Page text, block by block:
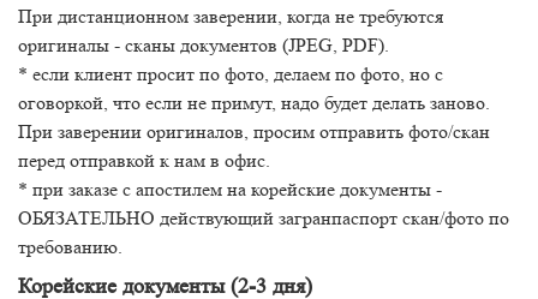
При дистанционном заверении, когда не требуются
оригиналы - сканы документов (JPEG, PDF).
* если клиент просит по фото, делаем по фото, но с
оговоркой, что если не примут, надо будет делать заново.
При заверении оригиналов, просим отправить фото/скан
перед отправкой к нам в офис.
* при заказе с апостилем на корейские документы -
ОБЯЗАТЕЛЬНО действующий загранпаспорт скан/фото по
требованию.
Корейские документы (2-3 дня)